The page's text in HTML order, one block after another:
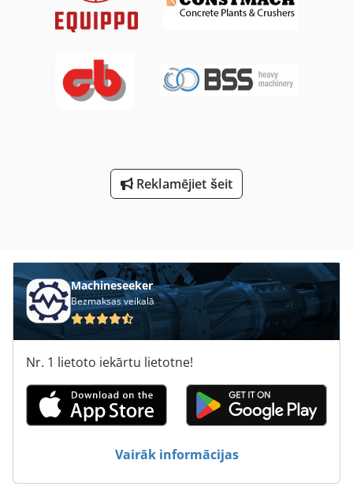
Reklamējiet šeit
Machineseeker
Bezmaksas veikalā
Nr. 1 lietoto iekārtu lietotne!
Vairāk informācijas